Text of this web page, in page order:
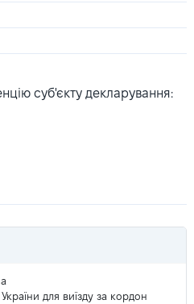
суб'єкту декларування:
для виїзду за кордон